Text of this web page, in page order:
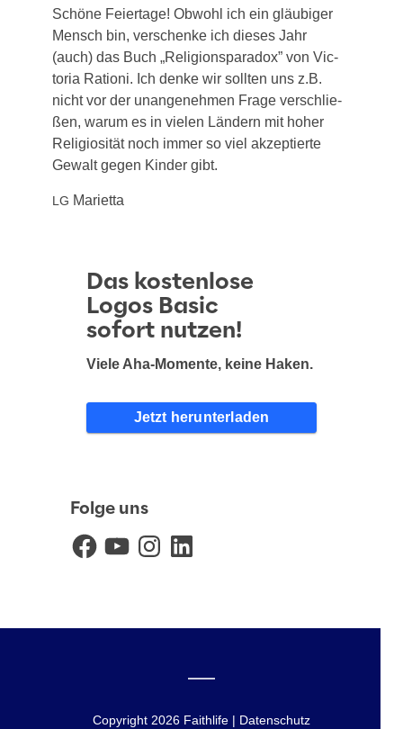
Schö­ne Fei­er­ta­ge! Obwohl ich ein gläu­bi­ger
Mensch bin, ver­schen­ke ich die­ses Jahr
(auch) das Buch „Reli­gi­ons­pa­ra­dox” von Vic­
to­ria Ratio­ni. Ich den­ke wir soll­ten uns z.B.
nicht vor der unan­ge­neh­men Fra­ge ver­schlie­
ßen, war­um es in vie­len Län­dern mit hoher
Reli­gio­si­tät noch immer so viel akzep­tier­te
Gewalt gegen Kin­der gibt.
LG Mari­et­ta
Das kostenlose
Logos Basic
sofort nutzen!
Viele Aha-Momente, keine Haken.
Jetzt herunterladen
Folge uns
FacebookYouTubeInstagramLinkedIn
Copyright 2026 Faithlife | Datenschutz